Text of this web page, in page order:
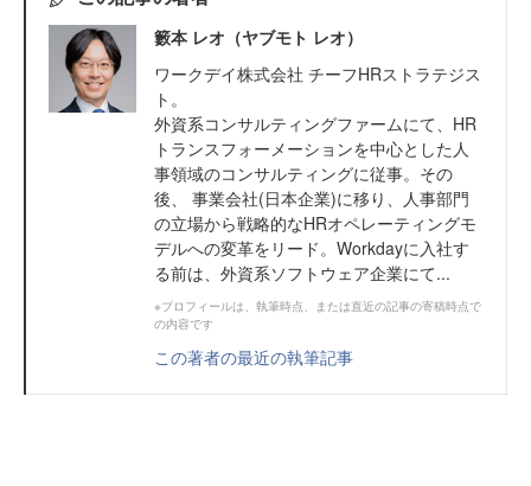
籔本 レオ（ヤブモト レオ）
ワークデイ株式会社 チーフHRストラテジス
ト。
外資系コンサルティングファームにて、HR
トランスフォーメーションを中心とした人
事領域のコンサルティングに従事。その
後、 事業会社(日本企業)に移り、人事部門
の立場から戦略的なHRオペレーティングモ
デルへの変革をリード。Workdayに入社す
る前は、外資系ソフトウェア企業にて...
※プロフィールは、執筆時点、または直近の記事の寄稿時点で
の内容です
この著者の最近の執筆記事